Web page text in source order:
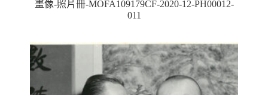
畫像-照片冊-MOFA109179CF-2020-12-PH00012-
011